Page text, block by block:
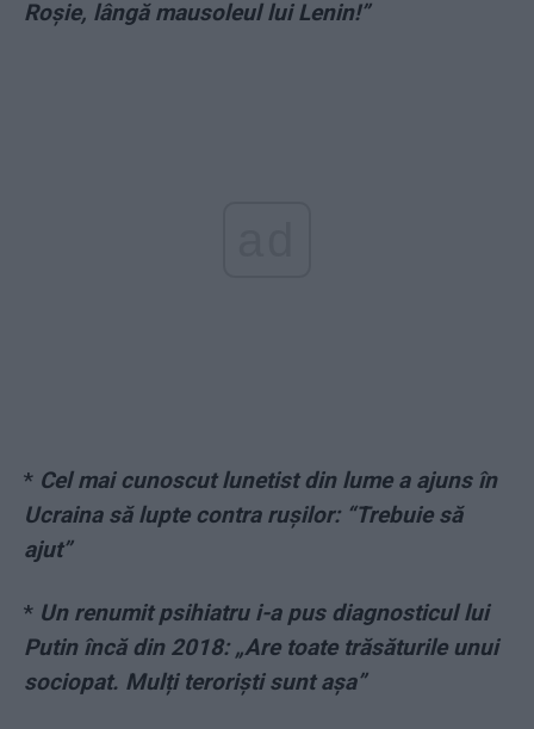
Roșie, lângă mausoleul lui Lenin!”
* Cel mai cunoscut lunetist din lume a ajuns în
Ucraina să lupte contra rușilor: “Trebuie să
ajut”
* Un renumit psihiatru i-a pus diagnosticul lui
Putin încă din 2018: „Are toate trăsăturile unui
sociopat. Mulți teroriști sunt așa”